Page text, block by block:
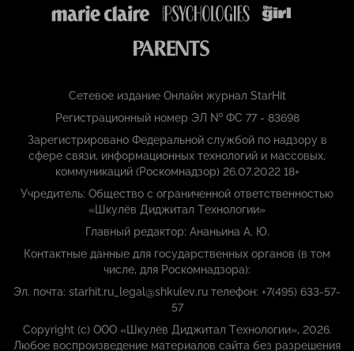
Сетевое издание Онлайн журнал StarHit
Регистрационный номер ЭЛ № ФС 77 - 83698
Зарегистрировано Федеральной службой по надзору в
сфере связи, информационных технологий и массовых,
коммуникаций (Роскомнадзор) 26.07.2022 18+
Учредитель: Общество с ограниченной ответственностью
«Шкулёв Диджитал Технологии»
Главный редактор: Ананьина А. Ю.
Контактные данные для государственных органов (в том
числе, для Роскомнадзора):
Эл. почта: starhit.ru_legal@shkulev.ru телефон: +7(495) 633-57-
57
Copyright (с) ООО «Шкулёв Диджитал Технологии», 2026.
Любое воспроизведение материалов сайта без разрешения